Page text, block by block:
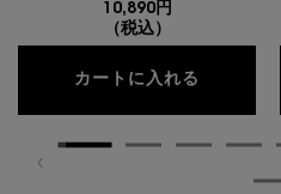
10,890円
（税込）
カートに入れる クチュ